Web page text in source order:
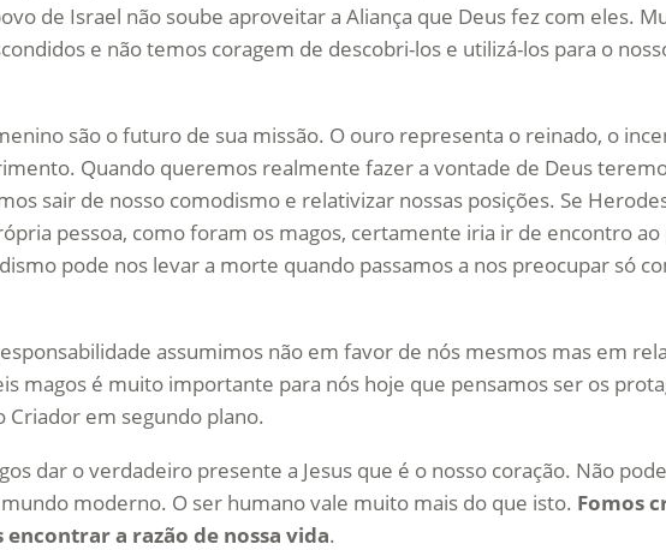
de Israel não soube aproveitar a Aliança que Deus fez com eles.
e não temos coragem de descobri-los e utilizá-los para o
são o futuro de sua missão. O ouro representa o reinado, o
Quando queremos realmente fazer a vontade de Deus
sair de nosso comodismo e relativizar nossas posições. Se
pessoa, como foram os magos, certamente iria ir de encontro
pode nos levar a morte quando passamos a nos preocupar só
assumimos não em favor de nós mesmos mas em
magos é muito importante para nós hoje que pensamos ser os
Criador em segundo plano.
dar o verdadeiro presente a Jesus que é o nosso coração. Não
moderno. O ser humano vale muito mais do que isto. Fomos
a razão de nossa vida.